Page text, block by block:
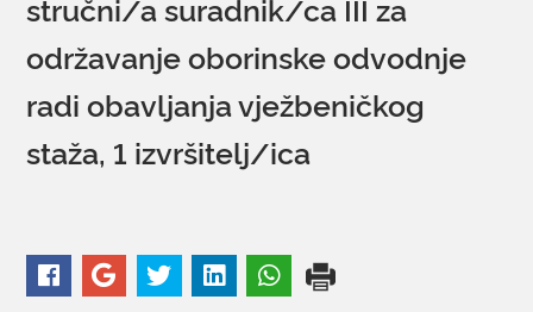
KONTAKTI
održavanje oborinske odvodnje
radi obavljanja vježbeničkog
staža, 1 izvršitelj/ica